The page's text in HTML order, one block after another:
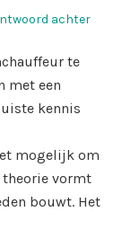
achter
te
met een
kennis
mogelijk om
theorie vormt
bouwt. Het